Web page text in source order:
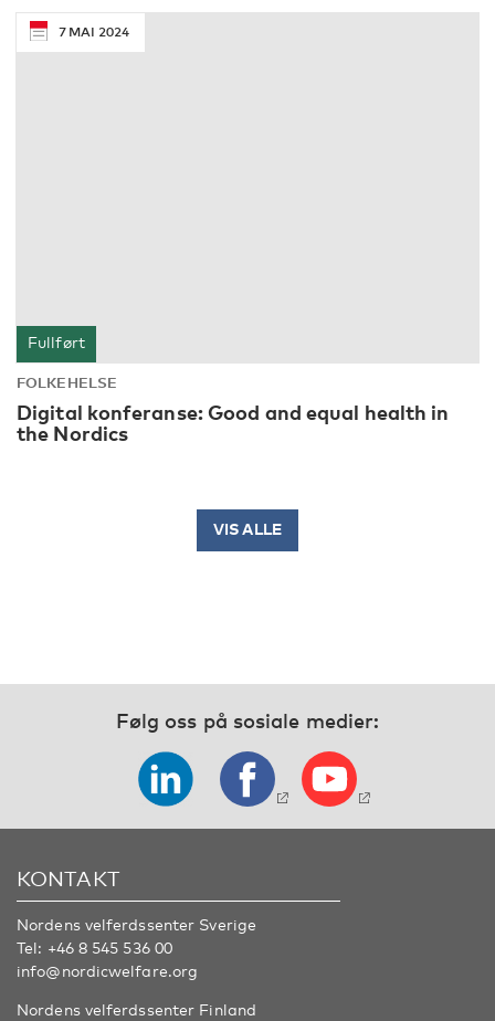
Fullført
7 MAI 2024
FOLKEHELSE
Digital konferanse: Good and equal health in
the Nordics
VIS ALLE
Følg oss på sosiale medier:
KONTAKT
Nordens velferdssenter Sverige
Tel: +46 8 545 536 00
info@nordicwelfare.org
Nordens velferdssenter Finland